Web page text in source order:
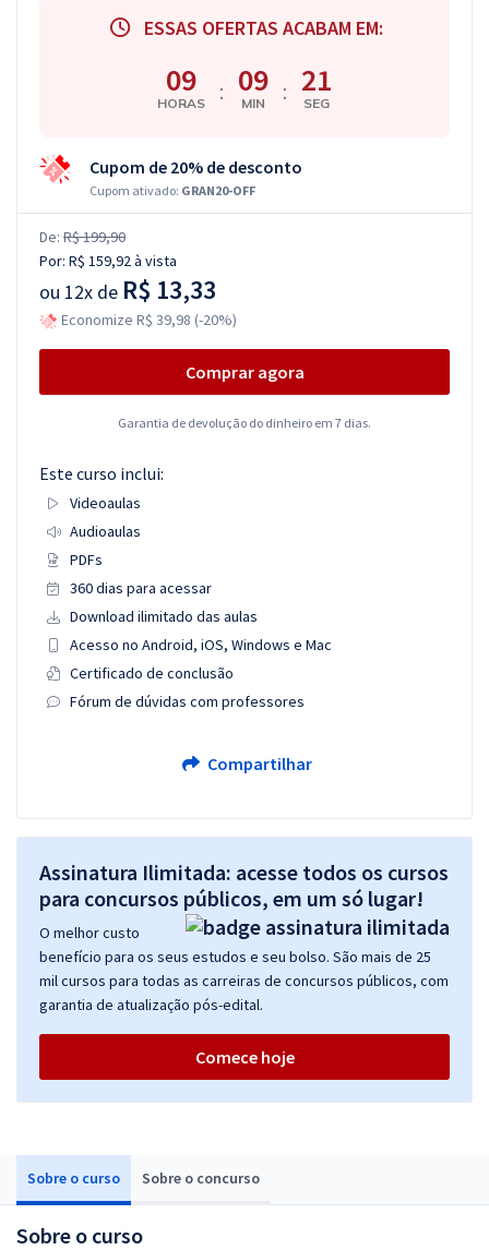
Sobre o curso Sobre o concurso
Sobre o curso
ESSAS OFERTAS ACABAM EM:
09
HORAS : 09
MIN : 20
SEG
Cupom de 20% de desconto
Cupom ativado: GRAN20-OFF
De: R$ 199,90
Por: R$ 159,92à vista
ou 12x de R$ 13,33
Economize R$ 39,98 (-20%)
Comprar agora
Garantia de devolução do dinheiro em 7 dias.
Este curso inclui:
Videoaulas
Audioaulas
PDFs
360 dias para acessar
Download ilimitado das aulas
Acesso no Android, iOS, Windows e Mac
Certificado de conclusão
Fórum de dúvidas com professores
Compartilhar
Assinatura Ilimitada: acesse todos os cursos
para concursos públicos, em um só lugar!
O melhor custo
benefício para os seus estudos e seu bolso. São mais de 25
mil cursos para todas as carreiras de concursos públicos, com
garantia de atualização pós-edital.
Comece hoje